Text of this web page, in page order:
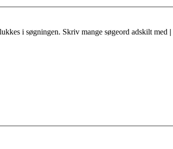
i søgningen. Skriv mange søgeord adskilt med |